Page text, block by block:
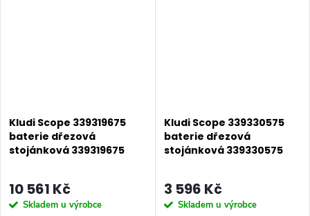
Kludi Scope 339319675
baterie dřezová
stojánková 339319675
10 561 Kč
Skladem u výrobce
Kludi Scope 339330575
baterie dřezová
stojánková 339330575
3 596 Kč
Skladem u výrobce